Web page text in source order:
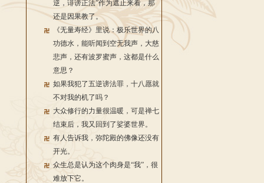
逆，诽谤正法”作为遮止来看，那
还是因果教了。
《无量寿经》里说：极乐世界的八
功德水，能听闻到空无我声，大慈
悲声，还有波罗蜜声，这都是什么
意思？
如果我犯了五逆谤法罪，十八愿就
不对我的机了吗？
大众修行的力量很温暖，可是禅七
结束后，我又回到了娑婆世界。
有人告诉我，弥陀殿的佛像还没有
开光。
众生总是认为这个肉身是“我”，很
难放下它。